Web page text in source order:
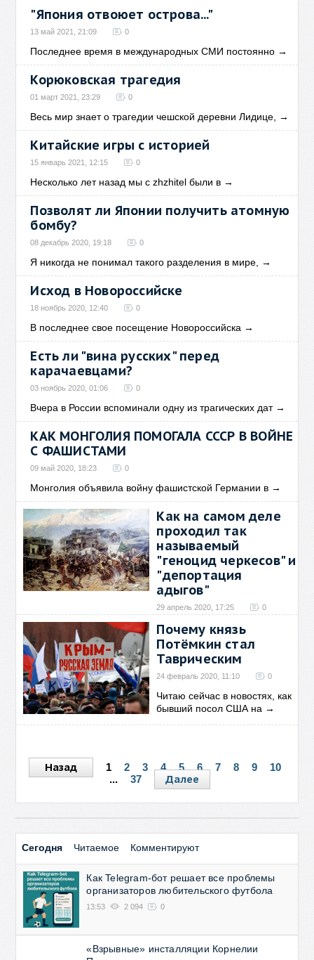
"Япония отвоюет острова..."
13 май 2021, 21:09 0
Последнее время в международных СМИ постоянно →
Корюковская трагедия
01 март 2021, 23:29 0
Весь мир знает о трагедии чешской деревни Лидице, →
Китайские игры с историей
15 январь 2021, 12:15 0
Несколько лет назад мы с zhzhitel были в →
Позволят ли Японии получить атомную
бомбу?
08 декабрь 2020, 19:18 0
Я никогда не понимал такого разделения в мире, →
Исход в Новороссийске
18 ноябрь 2020, 12:40 0
В последнее свое посещение Новороссийска →
Есть ли "вина русских" перед
карачаевцами?
03 ноябрь 2020, 01:06 0
Вчера в России вспоминали одну из трагических дат→
КАК МОНГОЛИЯ ПОМОГАЛА СССР В ВОЙНЕ
С ФАШИСТАМИ
09 май 2020, 18:23 0
Монголия объявила войну фашистской Германии в →
Как на самом деле
проходил так
называемый
"геноцид черкесов" и
"депортация
адыгов"
29 апрель 2020, 17:25 0
22 октября 1762 года
российская императрица
Почему князь
Потёмкин стал
Таврическим
24 февраль 2020, 11:10 0
Читаю сейчас в новостях, как
бывший посол США на →
Назад 1 2 3 4 5 6 7 8 9
10
...
37 Далее
Сегодня Читаемое Комментируют
Как Telegram-бот решает все проблемы
организаторов любительского футбола
13:53 2 094 0
«Взрывные» инсталляции Корнелии